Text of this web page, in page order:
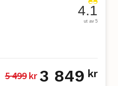
4.1
ut av 5
5 499 kr 3 849 kr